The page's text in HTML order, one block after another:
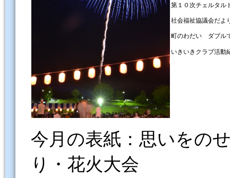
第１０次チェルタル
社会福祉協議会だよ
町のわだい ダブル
いきいきクラブ活動
今月の表紙：思いを
り・花火大会